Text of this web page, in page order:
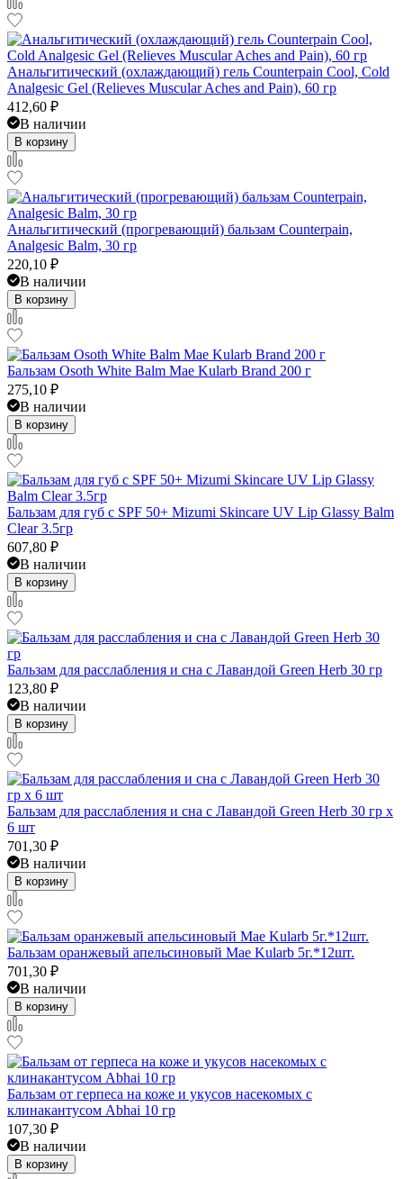
Анальгитический (охлаждающий) гель Counterpain Cool, Cold
Analgesic Gel (Relieves Muscular Aches and Pain), 60 гр
412,60 ₽
В наличии
В корзину
Анальгитический (прогревающий) бальзам Counterpain,
Analgesic Balm, 30 гр
220,10 ₽
В наличии
В корзину
Бальзам Osoth White Balm Mae Kularb Brand 200 г
275,10 ₽
В наличии
В корзину
Бальзам для губ с SPF 50+ Mizumi Skincare UV Lip Glassy Balm
Clear 3.5гр
607,80 ₽
В наличии
В корзину
Бальзам для расслабления и сна с Лавандой Green Herb 30 гр
123,80 ₽
В наличии
В корзину
Бальзам для расслабления и сна с Лавандой Green Herb 30 гр x
6 шт
701,30 ₽
В наличии
В корзину
Бальзам оранжевый апельсиновый Mae Kularb 5г.*12шт.
701,30 ₽
В наличии
В корзину
Бальзам от герпеса на коже и укусов насекомых с
клинакантусом Abhai 10 гр
107,30 ₽
В наличии
В корзину